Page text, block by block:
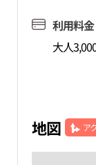
利用料金
大人
地図 ア